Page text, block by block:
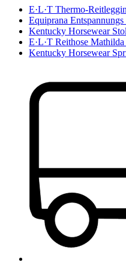
E·L·T Thermo-
Equiprana Entspannungs
Kentucky Horsewear
E·L·T Reithose
Kentucky Horsewear